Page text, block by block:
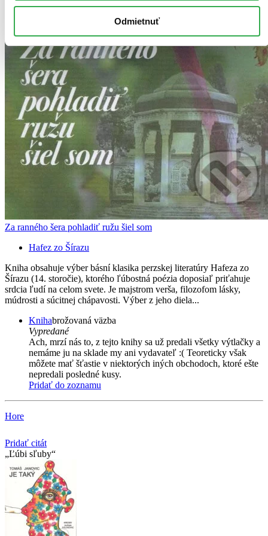
Odmietnuť
Za ranného šera pohladiť ružu šiel som
Hafez zo Šírazu
Kniha obsahuje výber básní klasika perzskej literatúry Hafeza zo
Šírazu (14. storočie), ktorého ľúbostná poézia doposiaľ priťahuje
srdcia ľudí na celom svete. Je majstrom verša, filozofom lásky,
múdrosti a súcitnej chápavosti. Výber z jeho diela...
Knihabrožovaná väzba
Vypredané
Ach, mrzí nás to, z tejto knihy sa už predali všetky výtlačky a
nemáme ju na sklade my ani vydavateľ :( Teoreticky však
môžete mať šťastie v niektorých iných obchodoch, ktoré ešte
nepredali posledné kusy.
Pridať do zoznamu
Hore
Pridať citát
Ľúbi sľuby